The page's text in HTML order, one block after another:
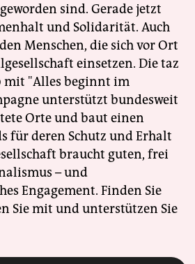
sind. Gerade jetzt
und Solidarität. Auch
Menschen, die sich vor Ort
einsetzen. Die taz
mit "Alles beginnt im
unterstützt bundesweit
Orte und baut einen
für deren Schutz und Erhalt
braucht guten, frei
– und
Engagement. Finden Sie
Sie mit und unterstützen Sie